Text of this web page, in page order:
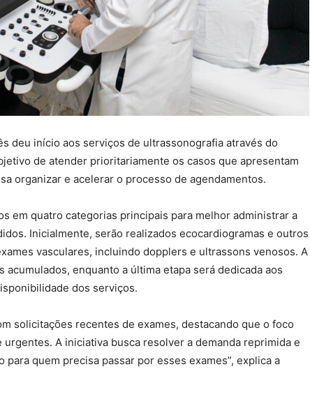
deu início aos serviços de ultrassonografia através do
de atender prioritariamente os casos que apresentam
organizar e acelerar o processo de agendamentos.
em quatro categorias principais para melhor administrar a
Inicialmente, serão realizados ecocardiogramas e outros
vasculares, incluindo dopplers e ultrassons venosos. A
enquanto a última etapa será dedicada aos
dos serviços.
solicitações recentes de exames, destacando que o foco
A iniciativa busca resolver a demanda reprimida e
quem precisa passar por esses exames”, explica a